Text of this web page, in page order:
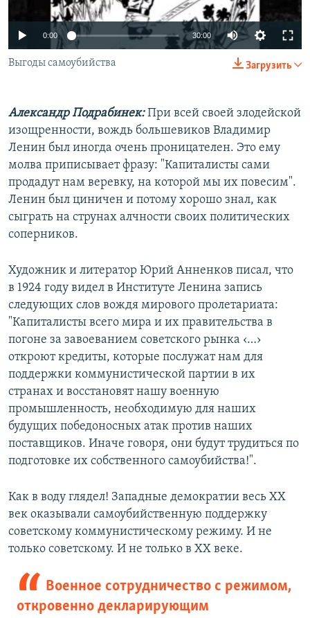
ПОБЕДИТЕЛЕЙ НЕ СУДЯТ?
КРЫМ.НЕПОКОРЕННЫЙ
ELIFBE
ПРИСОЕДИНЯЙТЕСЬ!
Все сайты RFE/RL
0:00 30:00
Загрузить
Выгоды самоубийства
Александр Подрабинек:При всей своей злодейской
изощренности, вождь большевиков Владимир
Ленин был иногда очень проницателен. Это ему
молва приписывает фразу: "Капиталисты сами
продадут нам веревку, на которой мы их повесим".
Ленин был циничен и потому хорошо знал, как
сыграть на струнах алчности своих политических
соперников.
Художник и литератор Юрий Анненков писал, что
в 1924 году видел в Институте Ленина запись
следующих слов вождя мирового пролетариата:
"Капиталисты всего мира и их правительства в
погоне за завоеванием советского рынка ‹…›
откроют кредиты, которые послужат нам для
поддержки коммунистической партии в их
странах и восстановят нашу военную
промышленность, необходимую для наших
будущих победоносных атак против наших
поставщиков. Иначе говоря, они будут трудиться по
подготовке их собственного самоубийства!".
Как в воду глядел! Западные демократии весь ХХ
век оказывали самоубийственную поддержку
советскому коммунистическому режиму. И не
только советскому. И не только в ХХ веке.
Военное сотрудничество с режимом,
откровенно декларирующим